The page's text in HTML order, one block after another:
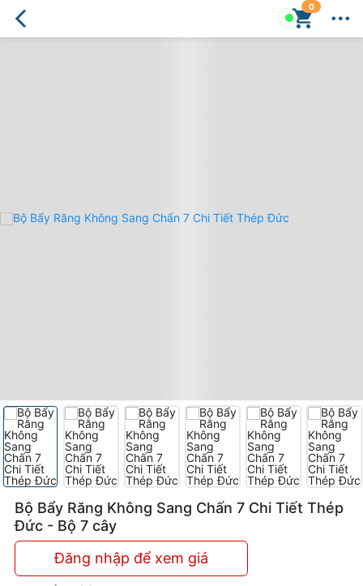
0
Bộ
Chi
Cấp
Bộ Bẩy Răng Không Sang Chấn 7 Chi Tiết Thép
Đức - Bộ 7 cây
Đăng nhập để xem giá